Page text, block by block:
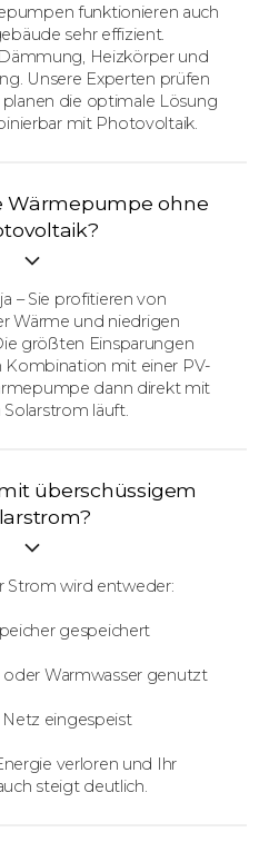
funktionieren auch
sehr effizient.
Heizkörper und
Unsere Experten prüfen
die optimale Lösung
mit Photovoltaik.
Wärmepumpe ohne
– Sie profitieren von
Wärme und niedrigen
größten Einsparungen
Kombination mit einer PV-
dann direkt mit
läuft.
überschüssigem
Strom wird entweder:
gespeichert
Warmwasser genutzt
Netz eingespeist
verloren und Ihr
steigt deutlich.